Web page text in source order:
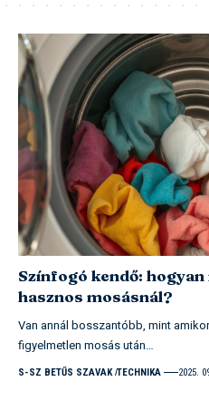
Színfogó kendő:
hasznos mosásnál?
Van annál bosszantóbb, mint
figyelmetlen mosás után…
S-SZ BETŰS SZAVAK TECHNIKA 2025.